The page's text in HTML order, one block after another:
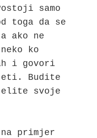
samo
toga da se
ako ne
ko
i govori
Budite
svoje
primjer